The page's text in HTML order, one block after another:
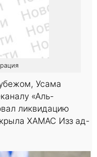
Усама
«Аль-
ликвидацию
крыла ХАМАС Изз ад-